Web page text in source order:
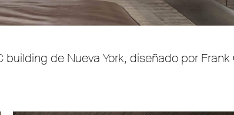
de Nueva York, diseñado por